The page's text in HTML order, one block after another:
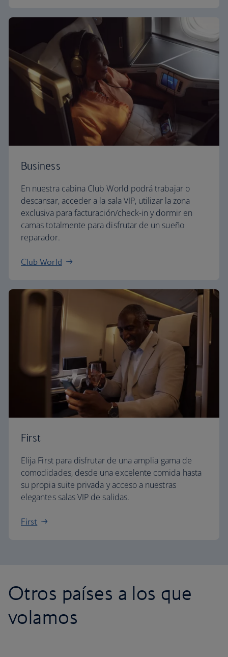
Business
En nuestra cabina Club World podrá trabajar o
descansar, acceder a la sala VIP, utilizar la zona
exclusiva para facturación/check-in y dormir en
camas totalmente para disfrutar de un sueño
reparador.
Club World
First
Elija First para disfrutar de una amplia gama de
comodidades, desde una excelente comida hasta
su propia suite privada y acceso a nuestras
elegantes salas VIP de salidas.
First
Otros países a los que
volamos